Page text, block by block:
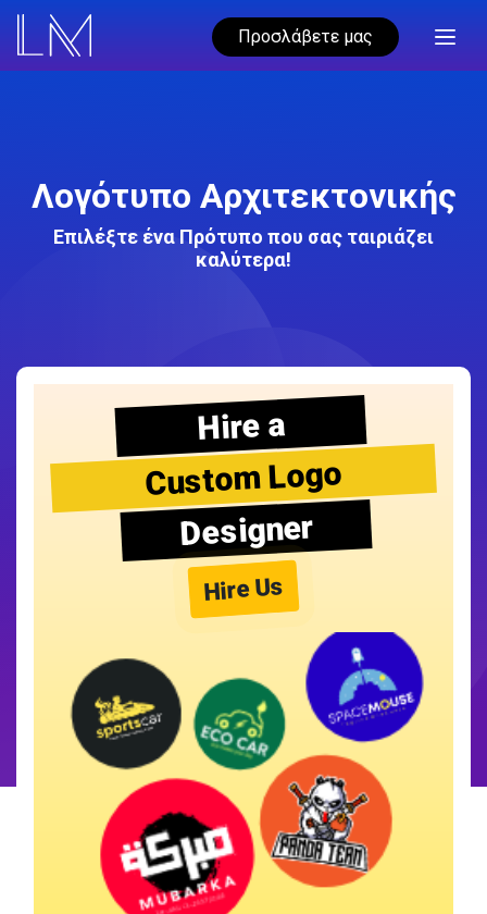
Προσλάβετε μας
Λογότυπο Αρχιτεκτονικής
Επιλέξτε ένα Πρότυπο που σας ταιριάζει
καλύτερα!
Hire a
Custom Logo
Designer
Hire Us